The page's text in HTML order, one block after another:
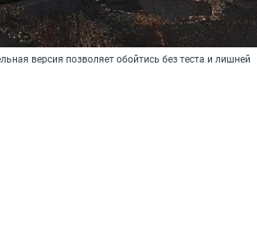
версия позволяет обойтись без теста и лишней